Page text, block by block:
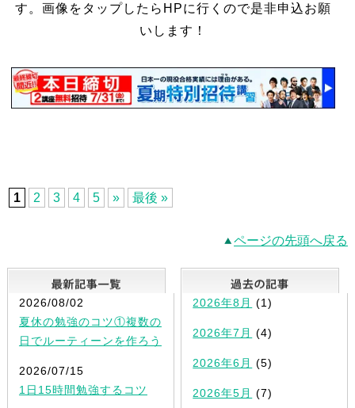
す。画像をタップしたらHPに行くので是非申込お願
いします！
1 2 3 4 5 » 最後 »
ページの先頭へ戻る
最新記事一覧
2026/08/02
夏休の勉強のコツ①複数の
日でルーティーンを作ろう
2026/07/15
1日15時間勉強するコツ
2026年8月 (1)
2026年7月 (4)
2026年6月 (5)
2026年5月 (7)